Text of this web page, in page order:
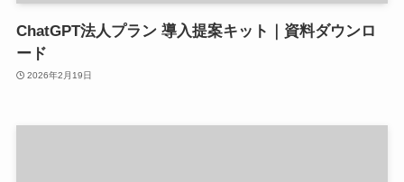
ChatGPT法人プラン 導入提案キット｜資料ダウンロ
ード
2026年2月19日